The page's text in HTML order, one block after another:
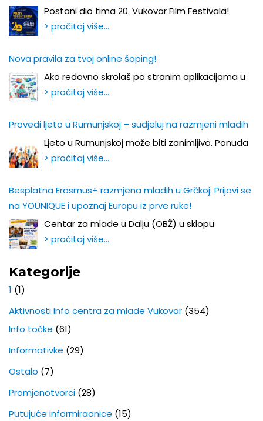
Postani dio tima 20. Vukovar Film Festivala!
> pročitaj više…
Nova pravila za tvoj online šoping!
Ako redovno skrolaš po stranim aplikacijama u
> pročitaj više…
Provedi ljeto u Rumunjskoj – sudjeluj na razmjeni mladih
Ljeto u Rumunjskoj može biti zanimljivo. Ponuda
> pročitaj više…
Besplatna Erasmus+ razmjena mladih u Grčkoj: Prijavi se
na YOUNIQUE i upoznaj Europu iz prve ruke!
Centar za mlade u Dalju (OBŽ) u sklopu
> pročitaj više…
Kategorije
1 (1)
Aktivnosti Info centra za mlade Vukovar (354)
Info točke (61)
Informativke (29)
Ostalo (7)
Promjenotvorci (28)
Putujuće informiraonice (15)